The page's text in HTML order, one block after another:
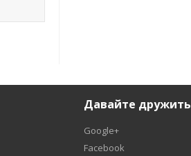
Давайте дружить
Google+
Facebook